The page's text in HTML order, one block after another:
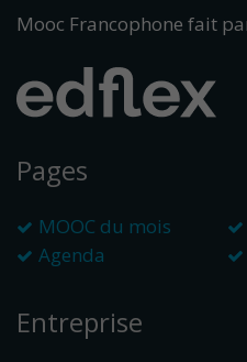
Mooc Francophone fait
Pages
MOOC du mois
Agenda
Entreprise